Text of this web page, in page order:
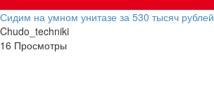
Сидим на умном унитазе за 530 тысяч рублей
Chudo_techniki
16 Просмотры